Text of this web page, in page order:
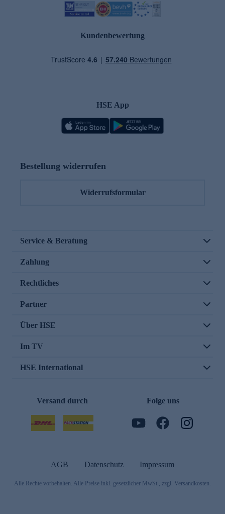
Kundenbewertung
HSE App
Bestellung widerrufen
Widerrufsformular
Service & Beratung
Zahlung
Rechtliches
Partner
Über HSE
Im TV
HSE International
Versand durch Folge uns
AGB Datenschutz Impressum
Alle Rechte vorbehalten. Alle Preise inkl. gesetzlicher MwSt., zzgl. Versandkosten.